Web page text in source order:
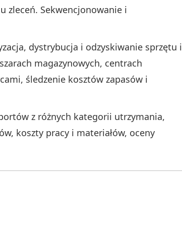
zleceń. Sekwencjonowanie i
dystrybucja i odzyskiwanie sprzętu i
magazynowych, centrach
śledzenie kosztów zapasów i
z różnych kategorii utrzymania,
koszty pracy i materiałów, oceny